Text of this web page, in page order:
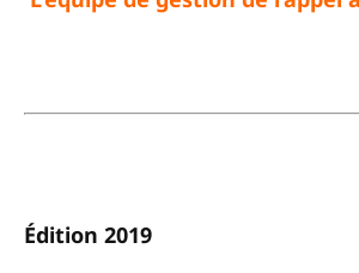
Édition 2019